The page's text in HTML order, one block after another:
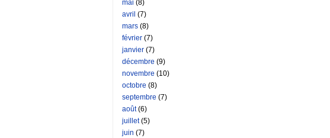
mai (8)
avril (7)
mars (8)
février (7)
janvier (7)
décembre (9)
novembre (10)
octobre (8)
septembre (7)
août(6)
juillet(5)
juin (7)